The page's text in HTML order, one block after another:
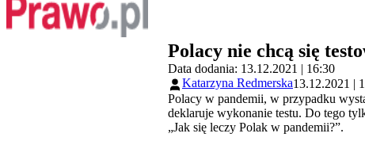
Polacy nie chcą się
Data dodania: 13.12.2021 | 16:30
Katarzyna Redmerska13.12.2021 |
Polacy w pandemii, w przypadku
deklaruje wykonanie testu. Do tego
„Jak się leczy Polak w pandemii?”.